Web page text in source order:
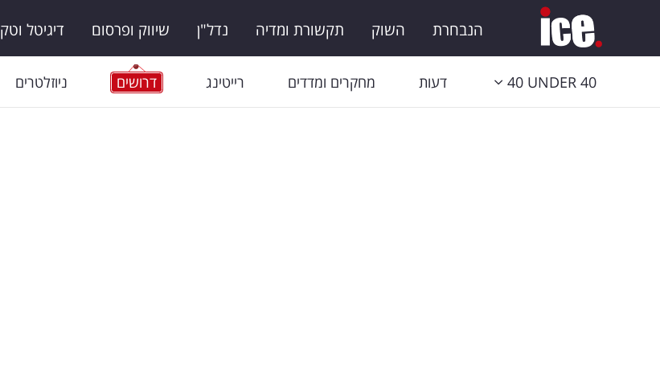
הנבחרת השוק תקשורת ומדיה נדל"ן שיווק ופרסום דיגיטל וטק
40 UNDER 40 דעות מחקרים ומדדים רייטינג דרושים ניוזלטרים